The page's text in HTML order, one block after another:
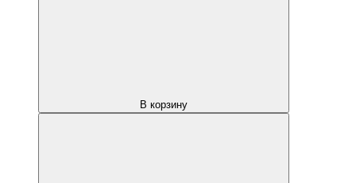
В корзину